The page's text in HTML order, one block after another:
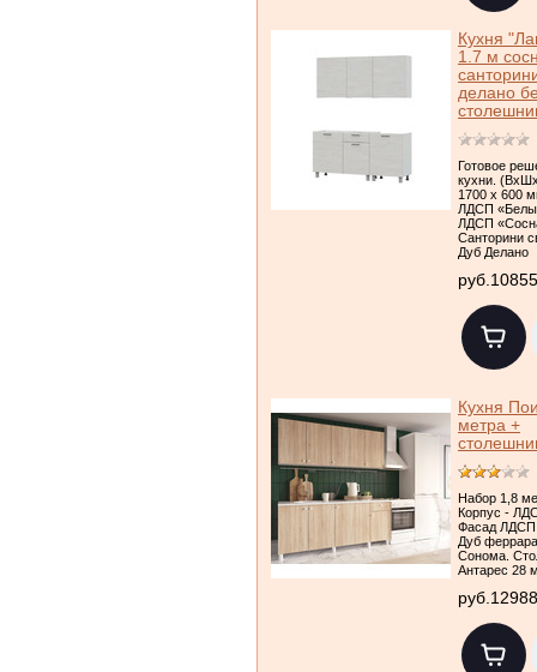
Кухня
1.7 м
делано
Готовое
кухни.
1700 х 600
ЛДСП
ЛДСП
Санторини
Дуб Делано
руб.10855
Кухня
метра +
Набор 1,8
Корпус -
Фасад
Дуб
Сонома.
Антарес 28
руб.12988